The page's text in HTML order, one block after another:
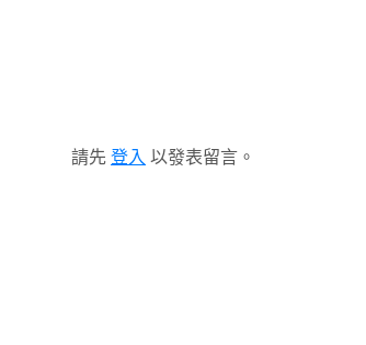
請先 登入 以發表留言。